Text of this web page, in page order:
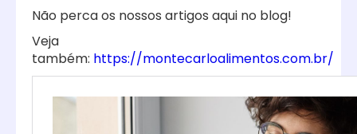
Não perca os nossos artigos aqui no blog!
Veja
também: https://montecarloalimentos.com.br/